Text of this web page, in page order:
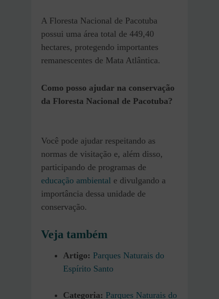
A Floresta Nacional de Pacotuba
possui uma área total de 449,40
hectares, protegendo importantes
remanescentes de Mata Atlântica.
Como posso ajudar na conservação
da Floresta Nacional de Pacotuba?
Você pode ajudar respeitando as
normas de visitação e, além disso,
participando de programas de
educação ambiental e divulgando a
importância dessa unidade de
conservação.
Veja também
Artigo: Parques Naturais do
Espírito Santo
Categoria: Parques Naturais do